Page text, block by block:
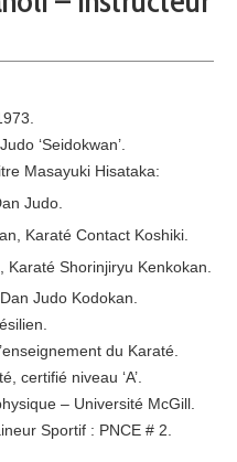
‘Seidokwan’.
Masayuki Hisataka:
Judo.
Karaté Contact Koshiki.
Karaté Shorinjiryu Kenkokan.
Dan Judo Kodokan.
du Karaté.
certifié niveau ‘A’.
– Université McGill.
Sportif : PNCE # 2.